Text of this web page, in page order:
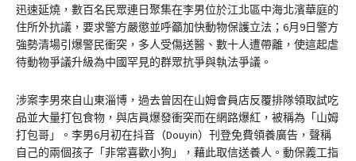
迅速延燒，數百名民眾連日聚集在李男位於江北區中海北濱華庭的
住所外抗議，要求警方嚴懲並呼籲加快動物保護立法；6月9日警方
強勢清場引爆警民衝突，多人受傷送醫、數十人遭帶離，使這起虐
待動物爭議升級為中國罕見的群眾抗爭與執法爭議。
涉案李男來自山東淄博，過去曾因在山姆會員店反覆排隊領取試吃
品並大量打包食物，與店員爆發衝突而在網路爆紅，被稱為「山姆
打包哥」。李男6月初在抖音（Douyin）刊登免費領養廣告，聲稱
自己的兩個孩子「非常喜歡小狗」，藉此取信送養人。動保義工指